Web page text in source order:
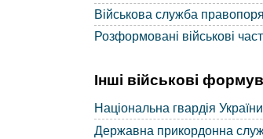
Військова служба
Розформовані військові
Інші військові
Національна гвардія України
Державна прикордонна